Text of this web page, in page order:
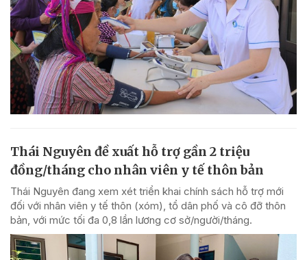
Thái Nguyên đề xuất hỗ trợ gần 2 triệu
đồng/tháng cho nhân viên y tế thôn bản
Thái Nguyên đang xem xét triển khai chính sách hỗ trợ mới
đối với nhân viên y tế thôn (xóm), tổ dân phố và cô đỡ thôn
bản, với mức tối đa 0,8 lần lương cơ sở/người/tháng.